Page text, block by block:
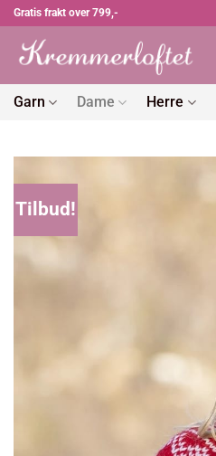
Skip
content
Gratis frakt over 799,-
Garn Dame Herre
Tilbud!